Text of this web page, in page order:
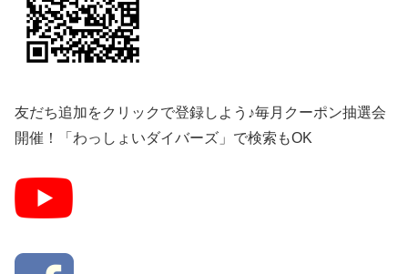
友だち追加をクリックで登録しよう♪毎月クーポン抽選会
開催！「わっしょいダイバーズ」で検索もOK